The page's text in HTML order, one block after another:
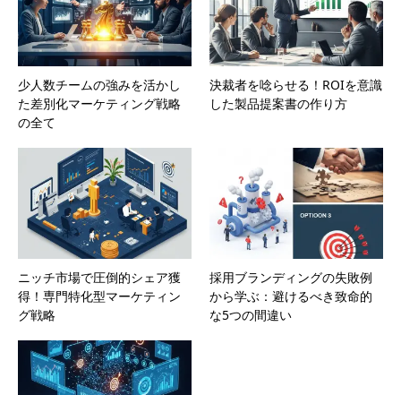
少人数チームの強みを活かし
た差別化マーケティング戦略
の全て
決裁者を唸らせる！ROIを意識
した製品提案書の作り方
ニッチ市場で圧倒的シェア獲
得！専門特化型マーケティン
グ戦略
採用ブランディングの失敗例
から学ぶ：避けるべき致命的
な5つの間違い